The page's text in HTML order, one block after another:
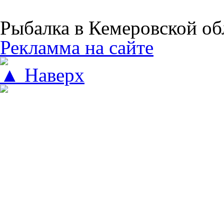
Рыбалка в Кемеровской
Рекламма на сайте
▲ Наверх